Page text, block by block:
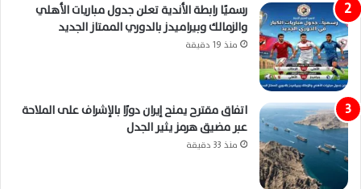
رسميًا رابطة الأندية تعلن جدول مباريات الأهلي
والزمالك وبيراميدز بالدوري الممتاز الجديد
منذ 19 دقيقة
اتفاق مقترح يمنح إيران دورًا بالإشراف على الملاحة
عبر مضيق هرمز يثير الجدل
منذ 33 دقيقة